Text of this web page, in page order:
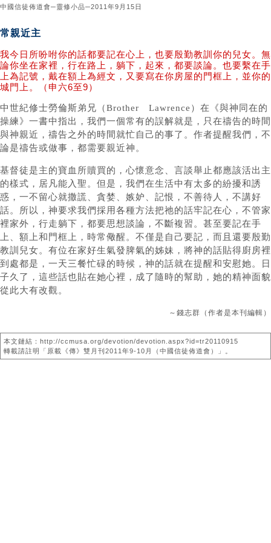
中國信徒佈道會─靈修小品─2011年9月15日
常親近主
我今日所吩咐你的話都要記在心上，也要殷勤教訓你的兒女。無
論你坐在家裡，行在路上，躺下，起來，都要談論。也要繫在手
上為記號，戴在額上為經文，又要寫在你房屋的門框上，並你的
城門上。（申六6至9）
中世紀修士勞倫斯弟兄（Brother Lawrence）在《與神同在的
操練》一書中指出，我們一個常有的誤解就是，只在禱告的時間
與神親近，禱告之外的時間就忙自己的事了。作者提醒我們，不
論是禱告或做事，都需要親近神。
基督徒是主的寶血所贖買的，心懷意念、言談舉止都應該活出主
的樣式，居凡能入聖。但是，我們在生活中有太多的紛擾和誘
惑，一不留心就撒謊、貪婪、嫉妒、記恨，不善待人，不講好
話。所以，神要求我們採用各種方法把祂的話牢記在心，不管家
裡家外，行走躺下，都要思想談論，不斷複習。甚至要記在手
上、額上和門框上，時常儆醒。不僅是自己要記，而且還要殷勤
教訓兒女。有位在家好生氣發脾氣的姊妹，將神的話貼得廚房裡
到處都是，一天三餐忙碌的時候，神的話就在提醒和安慰她。日
子久了，這些話也貼在她心裡，成了隨時的幫助，她的精神面貌
從此大有改觀。
～錢志群（作者是本刊編輯）
本文鏈結：http://ccmusa.org/devotion/devotion.aspx?id=tr20110915
轉載請註明「原載《傳》雙月刊2011年9-10月（中國信徒佈道會）」。